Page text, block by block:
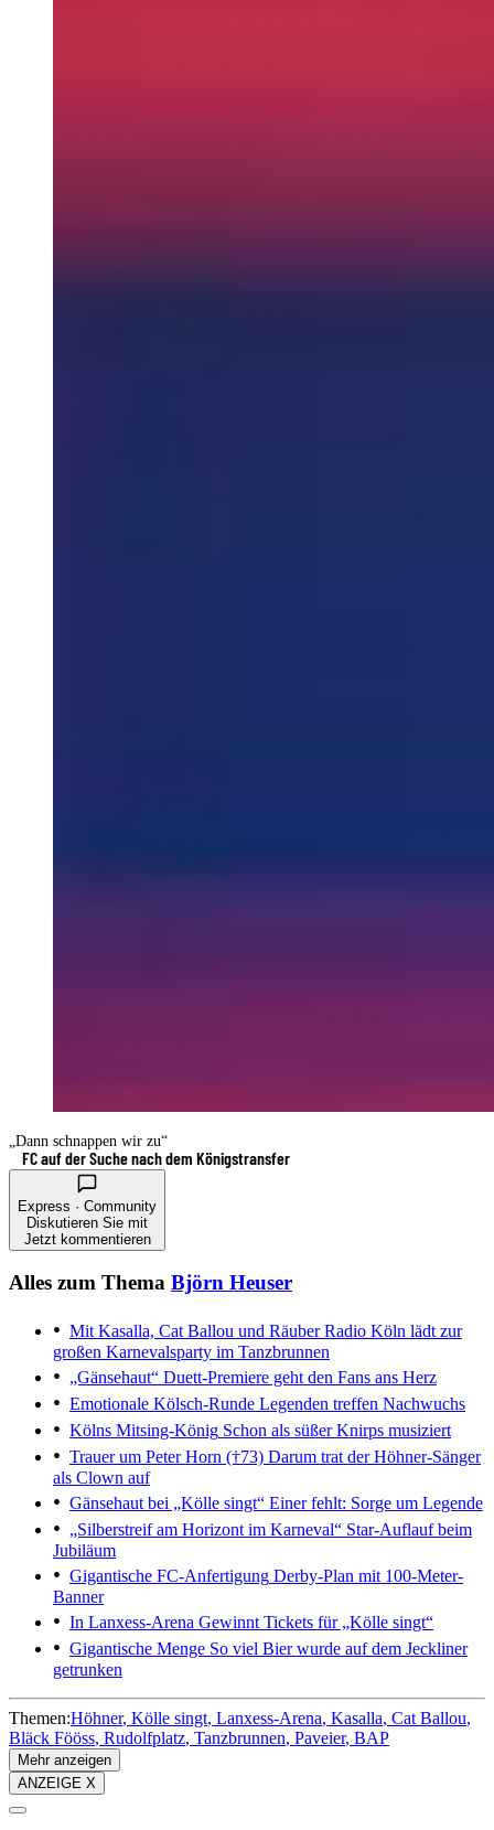
„Dann schnappen wir zu“
FC auf der Suche nach dem Königstransfer
Express · Community
Diskutieren Sie mit
Jetzt kommentieren
Alles zum Thema Björn Heuser
Mit Kasalla, Cat Ballou und RäuberRadio Köln lädt zur
großen Karnevalsparty im Tanzbrunnen
„Gänsehaut“ Duett-Premiere geht den Fans ans Herz
Emotionale Kölsch-Runde Legenden treffen Nachwuchs
Kölns Mitsing-König Schon als süßer Knirps musiziert
Trauer um Peter Horn (†73) Darum trat der Höhner-Sänger
als Clown auf
Gänsehaut bei „Kölle singt“ Einer fehlt: Sorge um Legende
„Silberstreif am Horizont im Karneval“ Star-Auflauf beim
Jubiläum
Gigantische FC-Anfertigung Derby-Plan mit 100-Meter-
Banner
In Lanxess-Arena Gewinnt Tickets für „Kölle singt“
Gigantische Menge So viel Bier wurde auf dem Jeckliner
getrunken
Themen:Höhner Kölle singt Lanxess-Arena Kasalla Cat Ballou
Bläck Fööss Rudolfplatz Tanzbrunnen Paveier BAP
Mehr anzeigen
ANZEIGE X